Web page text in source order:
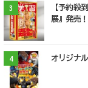
3
【予約殺
展』発売！
4 オリジナ